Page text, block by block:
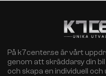
På k7center.se är vårt
genom att skräddarsy din
och skapa en individuell